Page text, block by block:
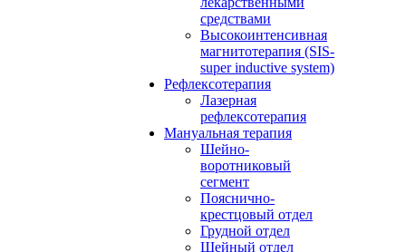
средствами
Высокоинтенсивная
магнитотерапия (SIS-
super inductive system)
Рефлексотерапия
Лазерная
рефлексотерапия
Мануальная терапия
Шейно-
воротниковый
сегмент
Пояснично-
крестцовый отдел
Грудной отдел
Шейный отдел